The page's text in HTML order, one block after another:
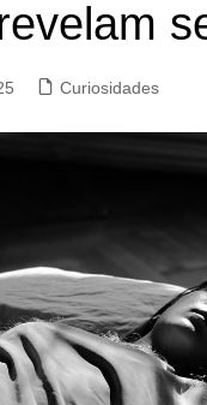
Curiosidades